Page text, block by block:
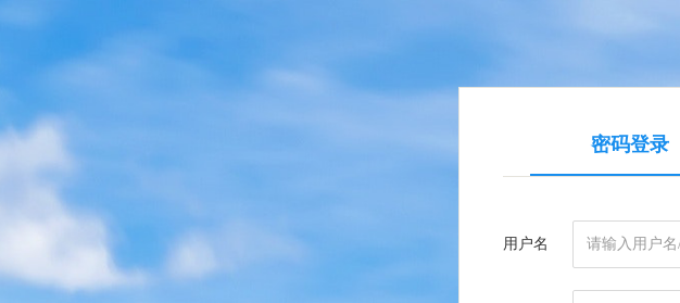
密码登录
用户名